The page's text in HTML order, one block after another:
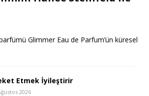
Glimmer Eau de Parfum’ün küresel
Etmek İyileştirir
2026